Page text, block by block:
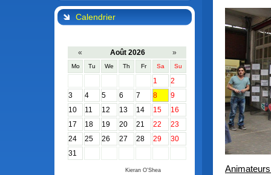
Calendrier
« Août 2026 »
Mo Tu We Th Fr Sa Su
1
2
3
4 5 6 7 8
9
10
11 12 13 14 15
16
17
18 19 20 21 22
23
24
25 26 27 28 29
30
31
Kieran O'Shea